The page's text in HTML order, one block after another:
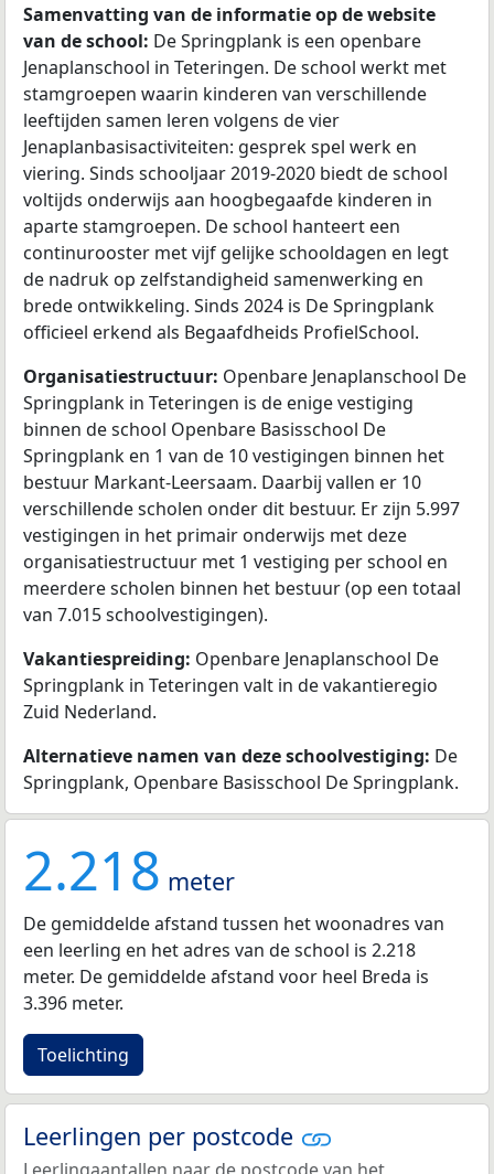
Samenvatting van de informatie op de website
van de school: De Springplank is een openbare
Jenaplanschool in Teteringen. De school werkt met
stamgroepen waarin kinderen van verschillende
leeftijden samen leren volgens de vier
Jenaplanbasisactiviteiten: gesprek spel werk en
viering. Sinds schooljaar 2019-2020 biedt de school
voltijds onderwijs aan hoogbegaafde kinderen in
aparte stamgroepen. De school hanteert een
continurooster met vijf gelijke schooldagen en legt
de nadruk op zelfstandigheid samenwerking en
brede ontwikkeling. Sinds 2024 is De Springplank
officieel erkend als Begaafdheids ProfielSchool.
Organisatiestructuur: Openbare Jenaplanschool De
Springplank in Teteringen is de enige vestiging
binnen de school Openbare Basisschool De
Springplank en 1 van de 10 vestigingen binnen het
bestuur Markant-Leersaam. Daarbij vallen er 10
verschillende scholen onder dit bestuur. Er zijn 5.997
vestigingen in het primair onderwijs met deze
organisatiestructuur met 1 vestiging per school en
meerdere scholen binnen het bestuur (op een totaal
van 7.015 schoolvestigingen).
Vakantiespreiding: Openbare Jenaplanschool De
Springplank in Teteringen valt in de vakantieregio
Zuid Nederland.
Alternatieve namen van deze schoolvestiging: De
Springplank, Openbare Basisschool De Springplank.
2.218 meter
De gemiddelde afstand tussen het woonadres van
een leerling en het adres van de school is 2.218
meter. De gemiddelde afstand voor heel Breda is
3.396 meter.
Toelichting
Leerlingen per postcode